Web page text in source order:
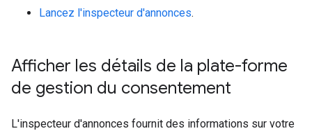
Lancez l'inspecteur d'annonces.
Afficher les détails de la plate-forme
de gestion du consentement
L'inspecteur d'annonces fournit des informations sur votre